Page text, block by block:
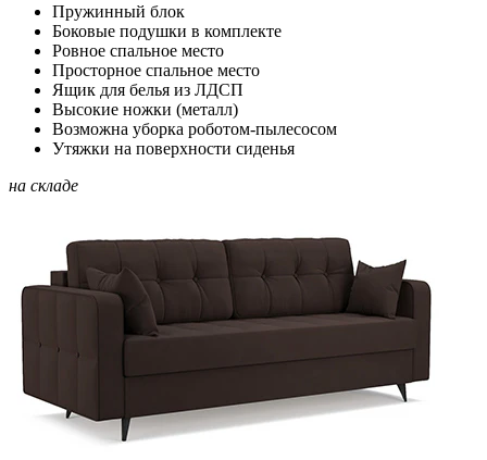
Пружинный блок
Боковые подушки в комплекте
Ровное спальное место
Просторное спальное место
Ящик для белья из ЛДСП
Высокие ножки (металл)
Возможна уборка роботом-пылесосом
Утяжки на поверхности сиденья
на складе